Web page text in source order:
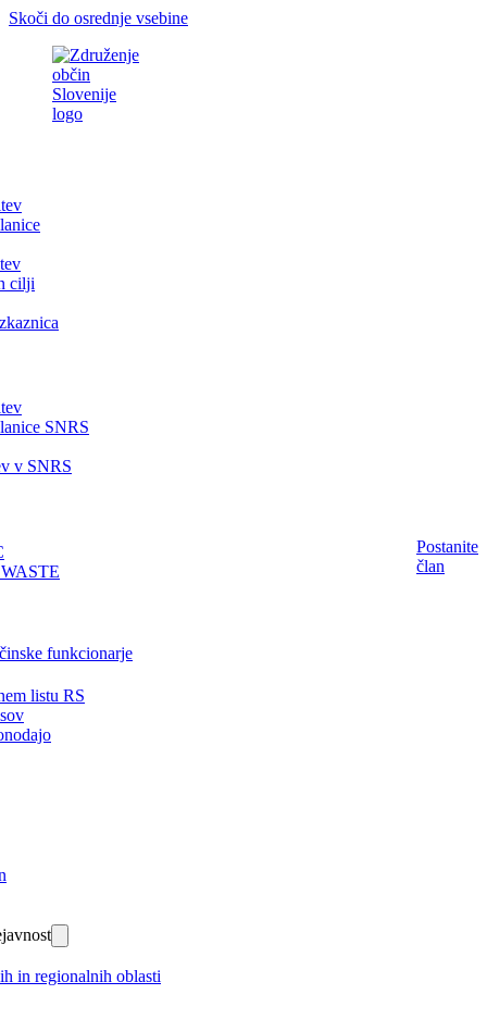
Skoči do osrednje vsebine
cilji
SNRS
v SNRS
funkcionarje
listu RS
in regionalnih oblasti
Postanite
član